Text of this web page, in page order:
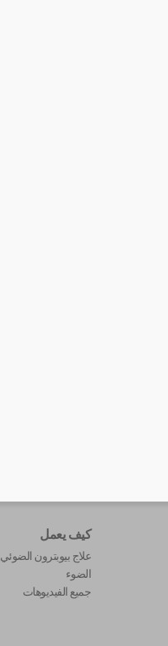
كيف يعمل
علاج بيوبترون الضوئي
الضوء
جميع الفيديوهات